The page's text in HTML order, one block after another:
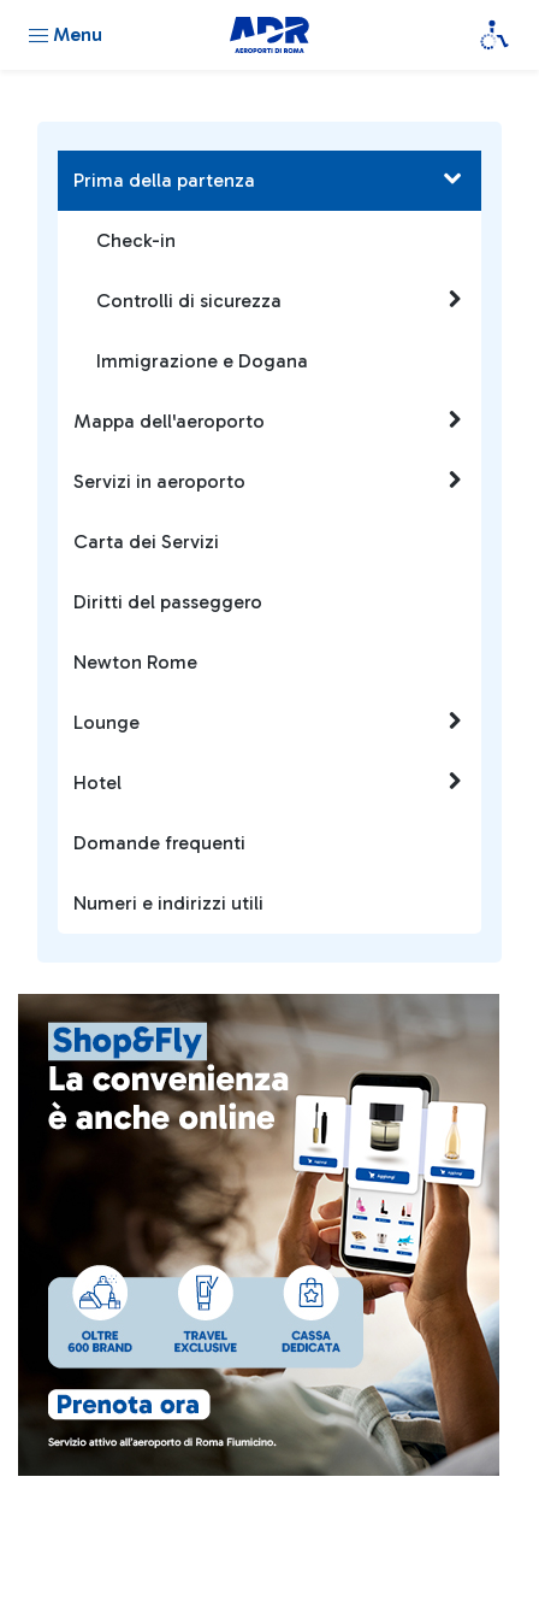
Menu
Prima della partenza
Check-in
Controlli di sicurezza
Immigrazione e Dogana
Mappa dell'aeroporto
Servizi in aeroporto
Carta dei Servizi
Diritti del passeggero
Newton Rome
Lounge
Hotel
Domande frequenti
Numeri e indirizzi utili